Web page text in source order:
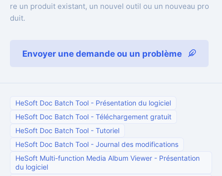
re un produit existant, un nouvel outil ou un nouveau pro
duit.
Envoyer une demande ou un problème
HeSoft Doc Batch Tool - Présentation du logiciel
HeSoft Doc Batch Tool - Téléchargement gratuit
HeSoft Doc Batch Tool - Tutoriel
HeSoft Doc Batch Tool - Journal des modifications
HeSoft Multi-function Media Album Viewer - Présentation
du logiciel